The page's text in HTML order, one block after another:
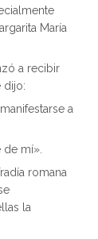
María
a recibir
dijo:
a
mí».
romana
la